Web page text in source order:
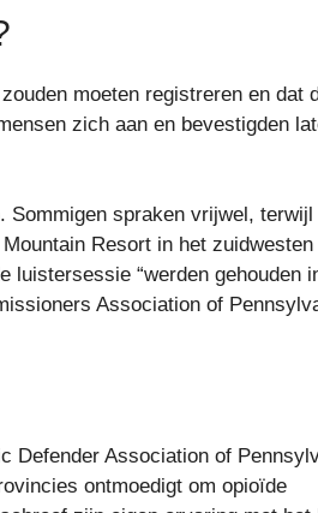
moeten registreren en dat
zich aan en bevestigden
Sommigen spraken vrijwel, terwijl
Resort in het zuidwesten
luistersessie “werden gehouden
Association of
Defender Association of
ontmoedigt om opioïde